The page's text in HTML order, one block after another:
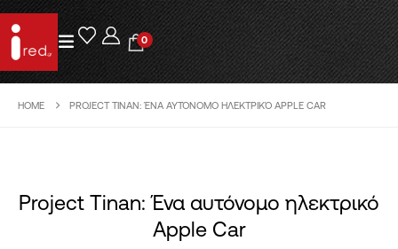
0
HOME PROJECT TINAN: ΈΝΑ ΑΥΤΌΝΟΜΟ ΗΛΕΚΤΡΙΚΌ APPLE CAR
Project Tinan: Ένα αυτόνομο ηλεκτρικό
Apple Car